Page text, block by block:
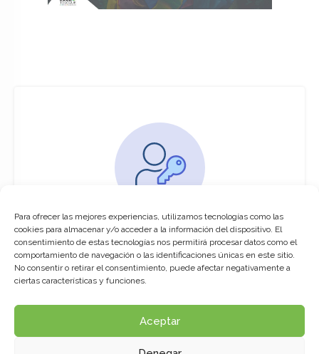
Para ofrecer las mejores experiencias, utilizamos tecnologías como las
cookies para almacenar y/o acceder a la información del dispositivo. El
consentimiento de estas tecnologías nos permitirá procesar datos como el
comportamiento de navegación o las identificaciones únicas en este sitio.
No consentir o retirar el consentimiento, puede afectar negativamente a
ciertas características y funciones.
Aceptar
You must be logged in to access this
course
This course is only available for registered
Click here to login